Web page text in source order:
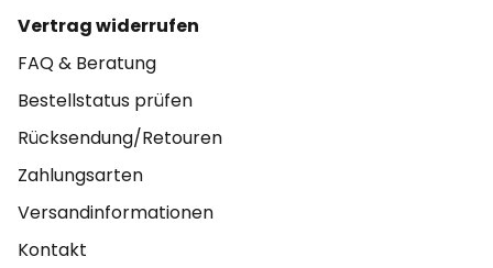
Vertrag widerrufen
FAQ & Beratung
Bestellstatus prüfen
Rücksendung/Retouren
Zahlungsarten
Versandinformationen
Kontakt